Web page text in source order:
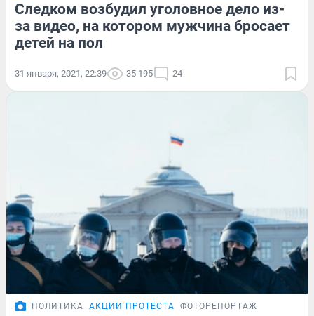
Следком возбудил уголовное дело из-
за видео, на котором мужчина бросает
детей на пол
31 января, 2021, 22:39 35 195 24
ПОЛИТИКА АКЦИИ ПРОТЕСТА ФОТОРЕПОРТАЖ